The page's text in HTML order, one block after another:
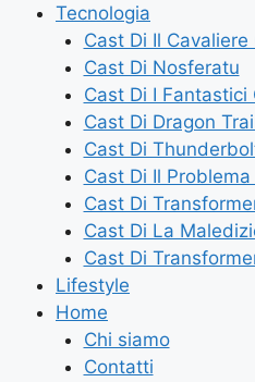
Tecnologia
Cast Di Il Cavaliere
Cast Di Nosferatu
Cast Di I Fantastici
Cast Di Dragon
Cast Di
Cast Di Il
Cast Di
Cast Di La
Cast Di
Lifestyle
Home
Chi siamo
Contatti